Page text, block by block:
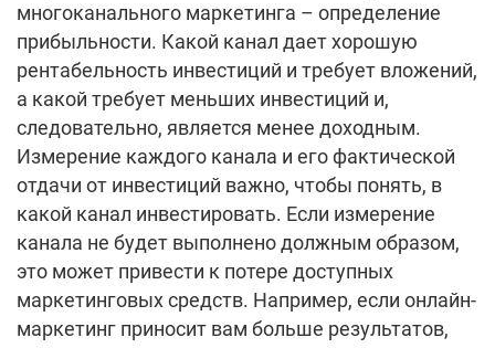
многоканального маркетинга – определение
прибыльности. Какой канал дает хорошую
рентабельность инвестиций и требует вложений,
а какой требует меньших инвестиций и,
следовательно, является менее доходным.
Измерение каждого канала и его фактической
отдачи от инвестиций важно, чтобы понять, в
какой канал инвестировать. Если измерение
канала не будет выполнено должным образом,
это может привести к потере доступных
маркетинговых средств. Например, если онлайн-
маркетинг приносит вам больше результатов,